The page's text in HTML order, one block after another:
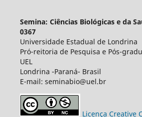
Semina: Ciências Biológicas e da
0367
Universidade Estadual de Londrina
Pró-reitoria de Pesquisa e Pós-
UEL
Londrina -Paraná- Brasil
E-mail: seminabio@uel.br
Licença Creative